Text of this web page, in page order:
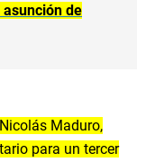
de
Nicolás Maduro,
para un tercer